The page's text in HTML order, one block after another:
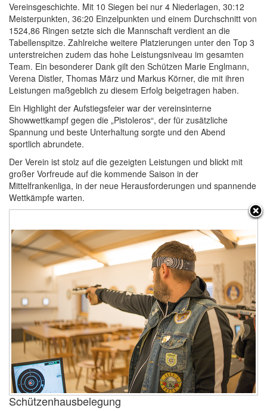
Vereinsgeschichte. Mit 10 Siegen bei nur 4 Niederlagen, 30:12
Meisterpunkten, 36:20 Einzelpunkten und einem Durchschnitt von
1524,86 Ringen setzte sich die Mannschaft verdient an die
Tabellenspitze. Zahlreiche weitere Platzierungen unter den Top 3
unterstreichen zudem das hohe Leistungsniveau im gesamten
Team. Ein besonderer Dank gilt den Schützen Marie Englmann,
Verena Distler, Thomas März und Markus Körner, die mit ihren
Leistungen maßgeblich zu diesem Erfolg beigetragen haben.
Ein Highlight der Aufstiegsfeier war der vereinsinterne
Showwettkampf gegen die „Pistoleros“, der für zusätzliche
Spannung und beste Unterhaltung sorgte und den Abend
sportlich abrundete.
Der Verein ist stolz auf die gezeigten Leistungen und blickt mit
großer Vorfreude auf die kommende Saison in der
Mittelfrankenliga, in der neue Herausforderungen und spannende
Wettkämpfe warten.
Schützenhausbelegung